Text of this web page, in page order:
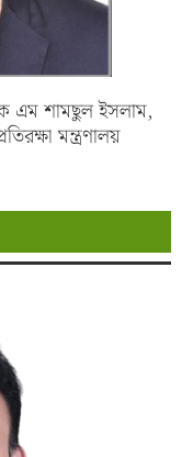
এম শামছুল ইসলাম,
মন্ত্রণালয়